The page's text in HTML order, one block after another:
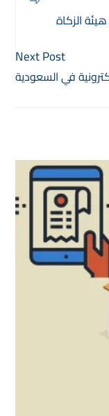
الزكاة
Next Post
في السعودية